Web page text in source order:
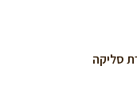
סליקה